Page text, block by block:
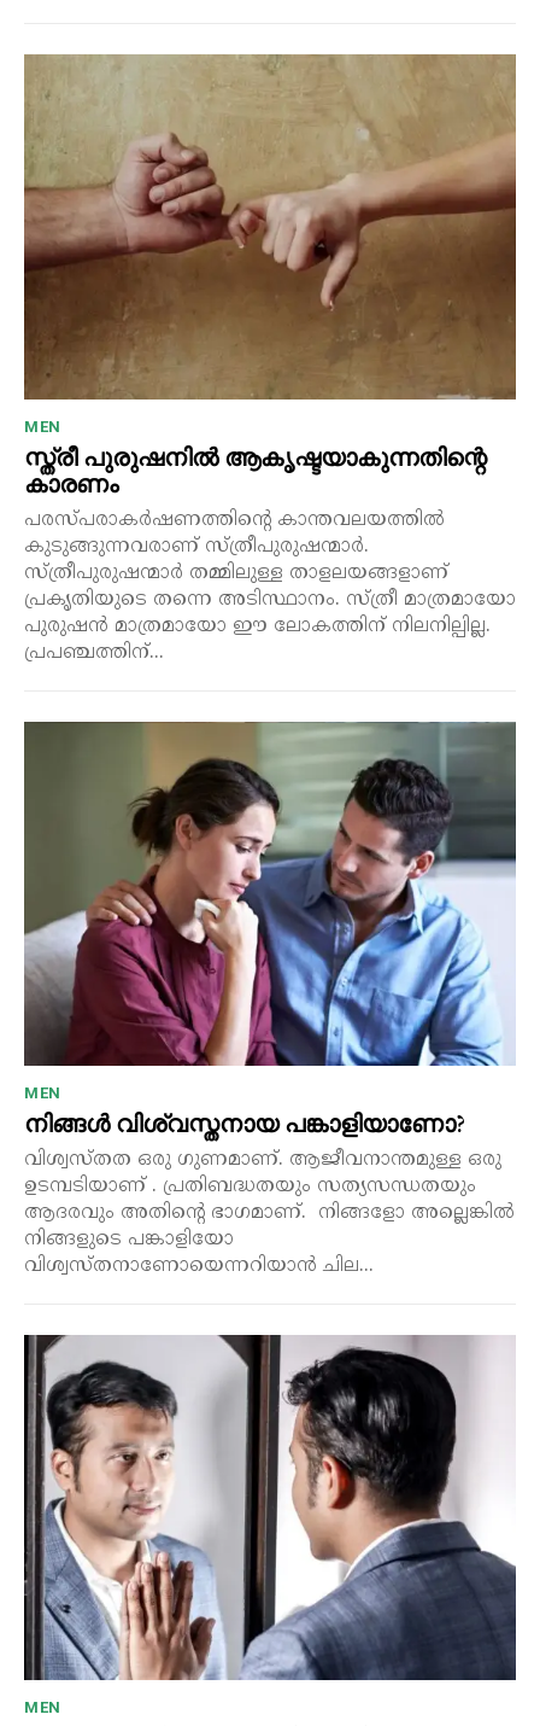
MEN
സ്ത്രീ പുരുഷനിൽ ആകൃഷ്ടയാകുന്നതിന്റെ
കാരണം
പരസ്പരാകർഷണത്തിന്റെ കാന്തവലയത്തിൽ
കുടുങ്ങുന്നവരാണ് സ്ത്രീപുരുഷന്മാർ.
സ്ത്രീപുരുഷന്മാർ തമ്മിലുള്ള താളലയങ്ങളാണ്
പ്രകൃതിയുടെ തന്നെ അടിസ്ഥാനം. സ്ത്രീ മാത്രമായോ
പുരുഷൻ മാത്രമായോ ഈ ലോകത്തിന് നിലനില്പില്ല.
പ്രപഞ്ചത്തിന്...
MEN
നിങ്ങൾ വിശ്വസ്തനായ പങ്കാളിയാണോ?
വിശ്വസ്തത ഒരു ഗുണമാണ്. ആജീവനാന്തമുള്ള ഒരു
ഉടമ്പടിയാണ് . പ്രതിബദ്ധതയും സത്യസന്ധതയും
ആദരവും അതിന്റെ ഭാഗമാണ്. നിങ്ങളോ അല്ലെങ്കിൽ
നിങ്ങളുടെ പങ്കാളിയോ
വിശ്വസ്തനാണോയെന്നറിയാൻ ചില...
MEN